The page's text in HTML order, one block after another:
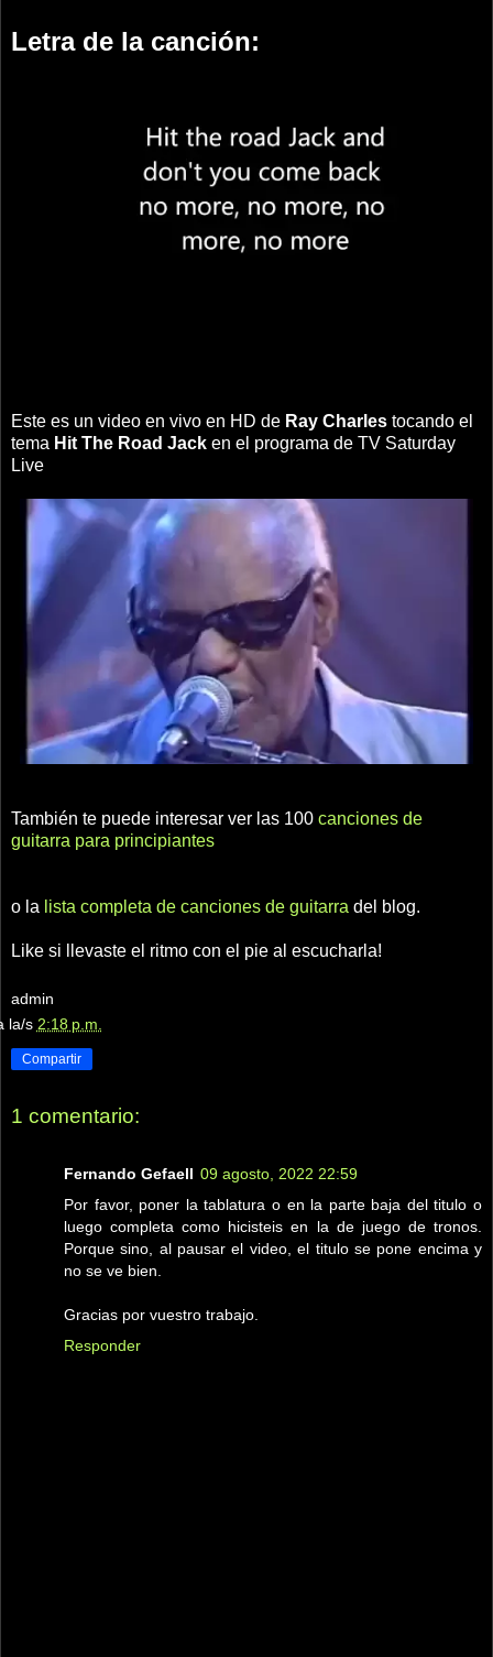
Letra de la canción:
Este es un video en vivo en HD de Ray Charles tocando el
tema Hit The Road Jack en el programa de TV Saturday
Live
También te puede interesar ver las 100 canciones de
guitarra para principiantes
o la lista completa de canciones de guitarra del blog.
Like si llevaste el ritmo con el pie al escucharla!
admin
la/s 2:18 p.m.
Compartir
1 comentario:
Fernando Gefaell 09 agosto, 2022 22:59
Por favor, poner la tablatura o en la parte baja del titulo o
luego completa como hicisteis en la de juego de tronos.
Porque sino, al pausar el video, el titulo se pone encima y
no se ve bien.
Gracias por vuestro trabajo.
Responder